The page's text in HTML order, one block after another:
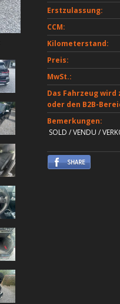
Erstzulassung:
CCM:
Kilometerstand:
Preis:
MwSt.:
Das Fahrzeug
oder den B2B-
Bemerkungen:
SOLD / VENDU /